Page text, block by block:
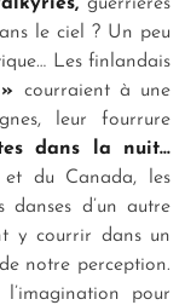
le ciel ? Un peu
Les finlandais
courraient à une
leur fourrure
dans la nuit…
et du Canada, les
danses d’un autre
y courrir dans un
notre perception.
pour